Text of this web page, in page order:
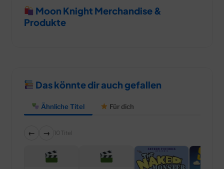
Moon Knight Merchandise &
Produkte
Das könnte dir auch gefallen
Ähnliche Titel Für dich
← → 10 Titel